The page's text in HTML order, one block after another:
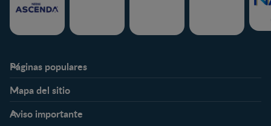
Páginas populares
Expertos en Nutrición
Preguntas Frecuentes
Mapa del sitio
Preconcepción
Aviso importante